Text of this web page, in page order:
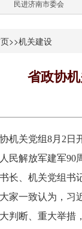
民进济南市委会
>>机关建设
省政协
机关党组8月2日
民解放军建军90
长、机关党组书
一致认为，习近
判断、重大举措